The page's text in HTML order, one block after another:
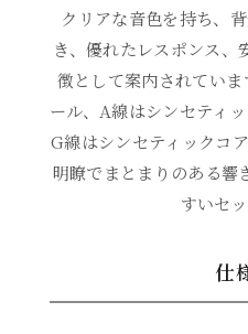
クリアな音色を持ち、
き、優れたレスポンス、
徴として案内されてい
ール、A線はシンセティ
G線はシンセティックコ
明瞭でまとまりのある響
すいセッ
仕